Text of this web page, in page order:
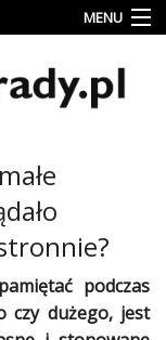
MENU
podczas
czy dużego, jest